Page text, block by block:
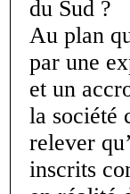
du Sud ?
Au plan
par une
et un
la société
relever
inscrits